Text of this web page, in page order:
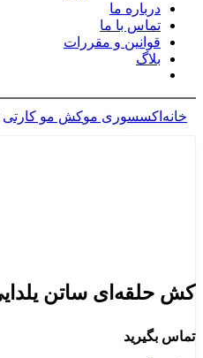
درباره ما
تماس با ما
قوانین و مقررات
بلاگ
خانه اکسسوری موکش مو کارتی
کش حلقه‌ای ساتن
تماس بگیرید